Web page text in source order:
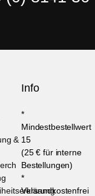
&
Info
*
Mindestbestellwert
15
(25 € für interne
Bestellungen)
*
Versandkostenfrei